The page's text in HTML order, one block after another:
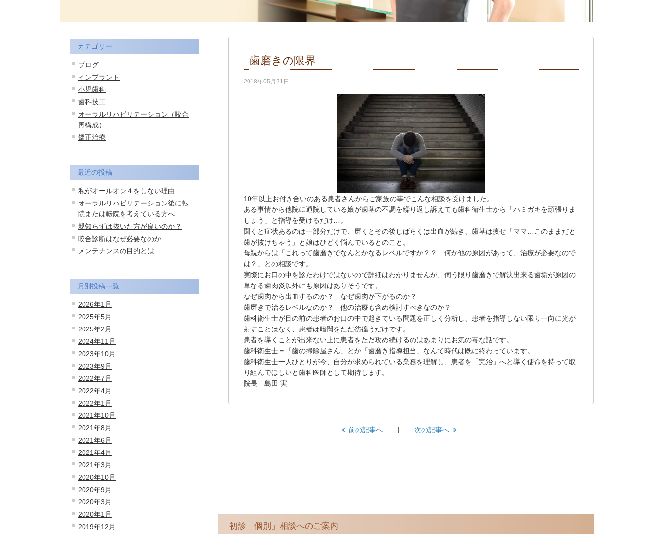
カテゴリー
ブログ
インプラント
小児歯科
歯科技工
オーラルリハビリテーション（咬合
再構成）
矯正治療
最近の投稿
私がオールオン４をしない理由
オーラルリハビリテーション後に転
院または転院を考えている方へ
親知らずは抜いた方が良いのか？
咬合診断はなぜ必要なのか
メンテナンスの目的とは
月別投稿一覧
2026年1月
2025年5月
2025年2月
2024年11月
2023年10月
2023年9月
2022年7月
2022年4月
2022年1月
2021年10月
2021年8月
2021年6月
2021年4月
2021年3月
2020年10月
2020年9月
2020年3月
2020年1月
2019年12月
歯磨きの限界
2018年05月21日
10年以上お付き合いのある患者さんからご家族の事でこんな相談を受けました。
ある事情から他院に通院している娘が歯茎の不調を繰り返し訴えても歯科衛生士から「ハミガキを頑張りま
しょう」と指導を受けるだけ…。
聞くと症状あるのは一部分だけで、磨くとその後しばらくは出血が続き、歯茎は痩せ「ママ…このままだと
歯が抜けちゃう」と娘はひどく悩んでいるとのこと。
母親からは「これって歯磨きでなんとかなるレベルですか？？ 何か他の原因があって、治療が必要なので
は？」との相談です。
実際にお口の中を診たわけではないので詳細はわかりませんが、伺う限り歯磨きで解決出来る歯垢が原因の
単なる歯肉炎以外にも原因はありそうです。
なぜ歯肉から出血するのか？ なぜ歯肉が下がるのか？
歯磨きで治るレベルなのか？ 他の治療も含め検討すべきなのか？
歯科衛生士が目の前の患者のお口の中で起きている問題を正しく分析し、患者を指導しない限り一向に光が
射すことはなく、患者は暗闇をただ彷徨うだけです。
患者を導くことが出来ない上に患者をただ攻め続けるのはあまりにお気の毒な話です。
歯科衛生士＝「歯の掃除屋さん」とか「歯磨き指導担当」なんて時代は既に終わっています。
歯科衛生士一人ひとりが今、自分が求められている業務を理解し、患者を「完治」へと導く使命を持って取
り組んでほしいと歯科医師として期待します。
院長 島田 実
前の記事へ 次の記事へ
初診「個別」相談へのご案内